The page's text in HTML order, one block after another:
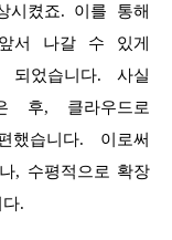
시켰죠. 이를 통해
서 나갈 수 있게
었습니다. 사실
후, 클라우드로
했습니다. 이로써
, 수평적으로 확장
.